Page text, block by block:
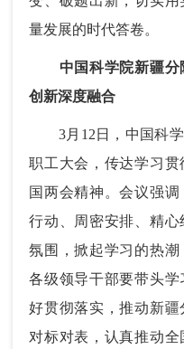
量发展的时代答卷。
中国科学院新疆
创新深度融合
3月12日，中国科学
职工大会，传达学习
国两会精神。会议强
行动、周密安排、精
氛围，掀起学习的热潮
各级领导干部要带头
好贯彻落实，推动新
对标对表，认真推动